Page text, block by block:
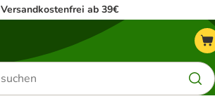
Versandkostenfrei ab 39€